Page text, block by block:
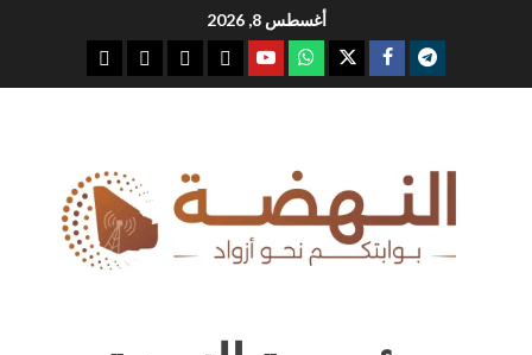
أغسطس 8, 2026
telegram
facebook
x
whatsap
youtube